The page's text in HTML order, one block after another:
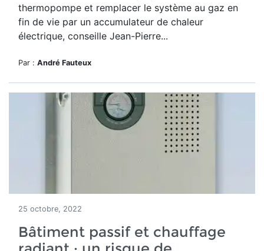
thermopompe et remplacer le système au gaz en
fin de vie par un accumulateur de chaleur
électrique, conseille Jean-Pierre...
Par : André Fauteux
25 octobre, 2022
Bâtiment passif et chauffage